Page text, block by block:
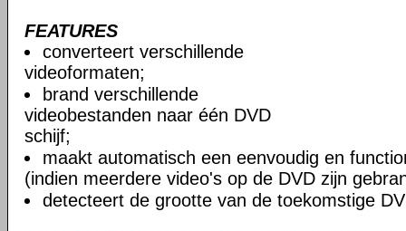
FEATURES
converteert verschillende
videoformaten;
brand verschillende
videobestanden naar één DVD
schijf;
maakt automatisch een eenvoudig en
(indien meerdere video's op de DVD zijn
detecteert de grootte van de toekomstige